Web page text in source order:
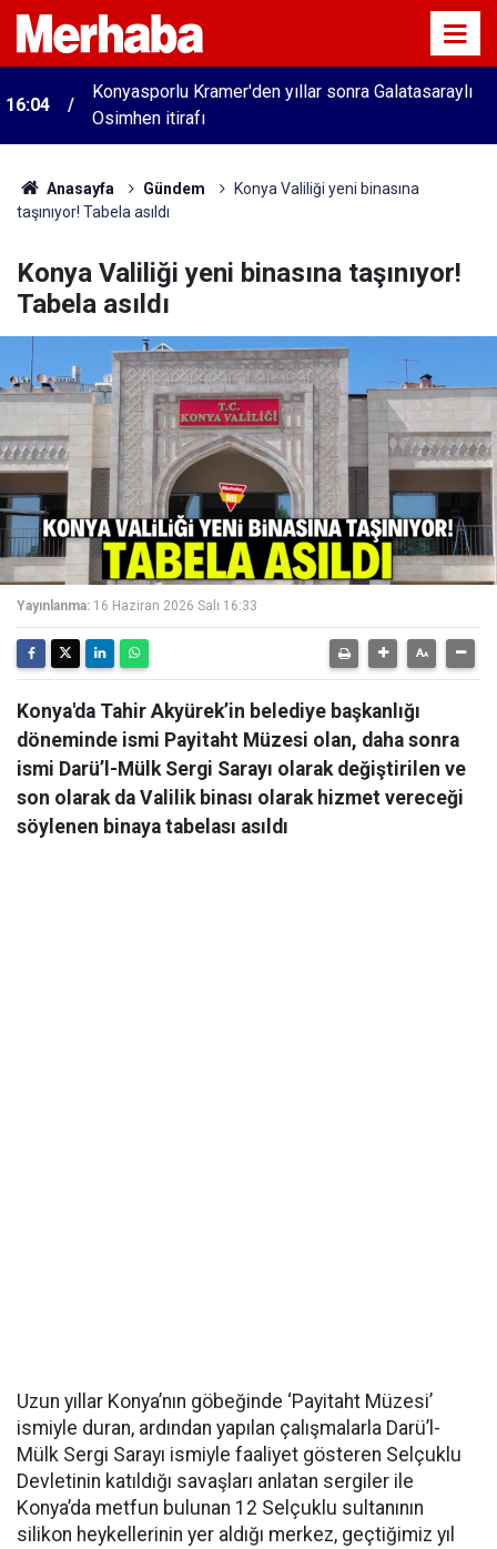
16:04
Konyasporlu Kramer'den yıllar sonra Galatasaraylı
Osimhen itirafı
Anasayfa Gündem
Konya Valiliği yeni binasına
taşınıyor! Tabela asıldı
Konya Valiliği yeni binasına taşınıyor!
Tabela asıldı
Yayınlanma: 16 Haziran 2026 Salı 16:33
Konya'da Tahir Akyürek’in belediye başkanlığı
döneminde ismi Payitaht Müzesi olan, daha sonra
ismi Darü’l-Mülk Sergi Sarayı olarak değiştirilen ve
son olarak da Valilik binası olarak hizmet vereceği
söylenen binaya tabelası asıldı
Uzun yıllar Konya’nın göbeğinde ‘Payitaht Müzesi’
ismiyle duran, ardından yapılan çalışmalarla Darü’l-
Mülk Sergi Sarayı ismiyle faaliyet gösteren Selçuklu
Devletinin katıldığı savaşları anlatan sergiler ile
Konya’da metfun bulunan 12 Selçuklu sultanının
silikon heykellerinin yer aldığı merkez, geçtiğimiz yıl